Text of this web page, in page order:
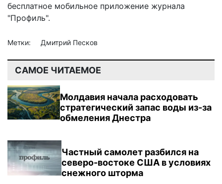
бесплатное мобильное приложение журнала
"Профиль".
Метки: Дмитрий Песков
САМОЕ ЧИТАЕМОЕ
Молдавия начала расходовать
стратегический запас воды из-за
обмеления Днестра
Частный самолет разбился на
северо-востоке США в условиях
снежного шторма